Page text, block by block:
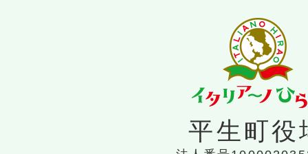
平生町役